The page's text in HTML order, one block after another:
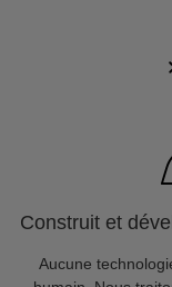
Construit et
Aucune